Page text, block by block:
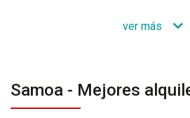
ver más
Samoa - Mejores